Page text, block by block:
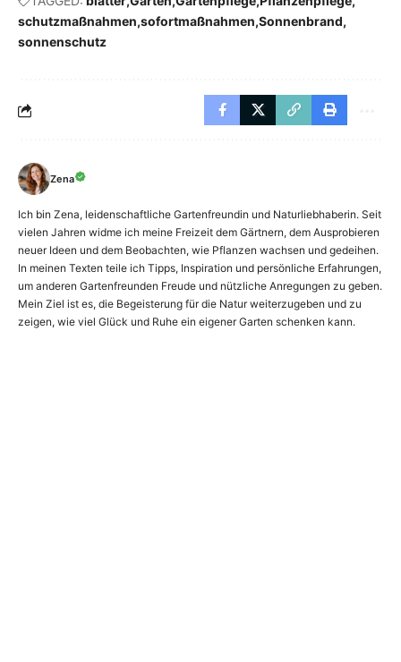
schutzmaßnahmen sofortmaßnahmen Sonnenbrand
sonnenschutz
Zena
Ich bin Zena, leidenschaftliche Gartenfreundin und Naturliebhaberin. Seit
vielen Jahren widme ich meine Freizeit dem Gärtnern, dem Ausprobieren
neuer Ideen und dem Beobachten, wie Pflanzen wachsen und gedeihen.
In meinen Texten teile ich Tipps, Inspiration und persönliche Erfahrungen,
um anderen Gartenfreunden Freude und nützliche Anregungen zu geben.
Mein Ziel ist es, die Begeisterung für die Natur weiterzugeben und zu
zeigen, wie viel Glück und Ruhe ein eigener Garten schenken kann.